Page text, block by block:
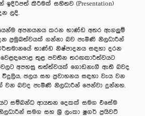
කිරීමක් සහිතව (Presentation)
ලදි.
අපනයනය කරන භාණ්ඩ අතර ඇගලුම්
ප්‍රමුඛත්වයක් ගන්නා බව පැමිණි නිලධාරීන්
භාණ්ඩ නිෂ්පාදනය සඳහා දරන
වෙළඳපොළ තුළ පවතින තරඟකාරීත්වයට
අපහසු තත්ත්වයක් ගොඩනැගී ඇති බවද
විදුලිය, ජලය සහ ප්‍රවාහනය සඳහා වැය වන
වන බවද පැමිණි නිලධාරීන් පෙන්වා දුන්නහ.
සම්බන්ධ ආයතන දෙකක් සමග එසේම
නිලධාරීන් සමග සහ ශ්‍රී ලංකා ෂුගර් ප්‍රයිවට්